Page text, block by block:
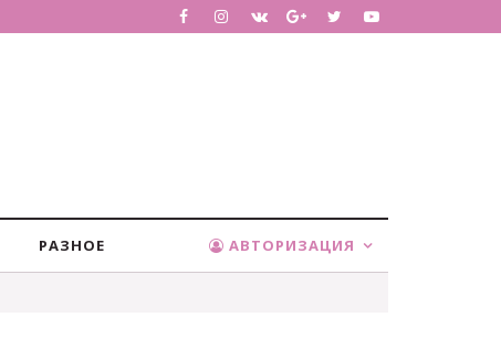
РАЗНОЕ АВТОРИЗАЦИЯ